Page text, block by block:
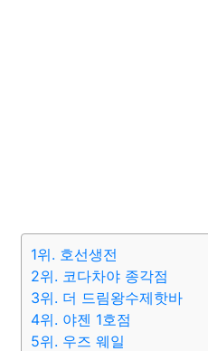
1위. 호선생전
2위. 코다차야 종각점
3위. 더 드림왕수제핫바
4위. 야젠 1호점
5위. 우즈 웨일